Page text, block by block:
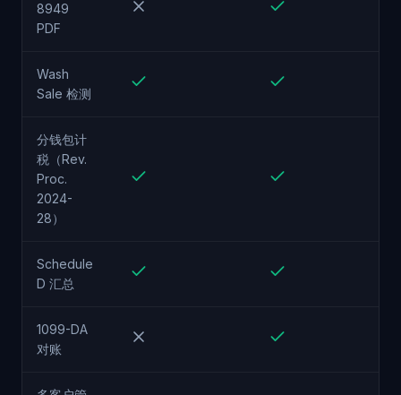
8949
PDF
Wash
Sale 检测
分钱包计
税（Rev.
Proc.
2024-
28）
Schedule
D 汇总
1099-DA
对账